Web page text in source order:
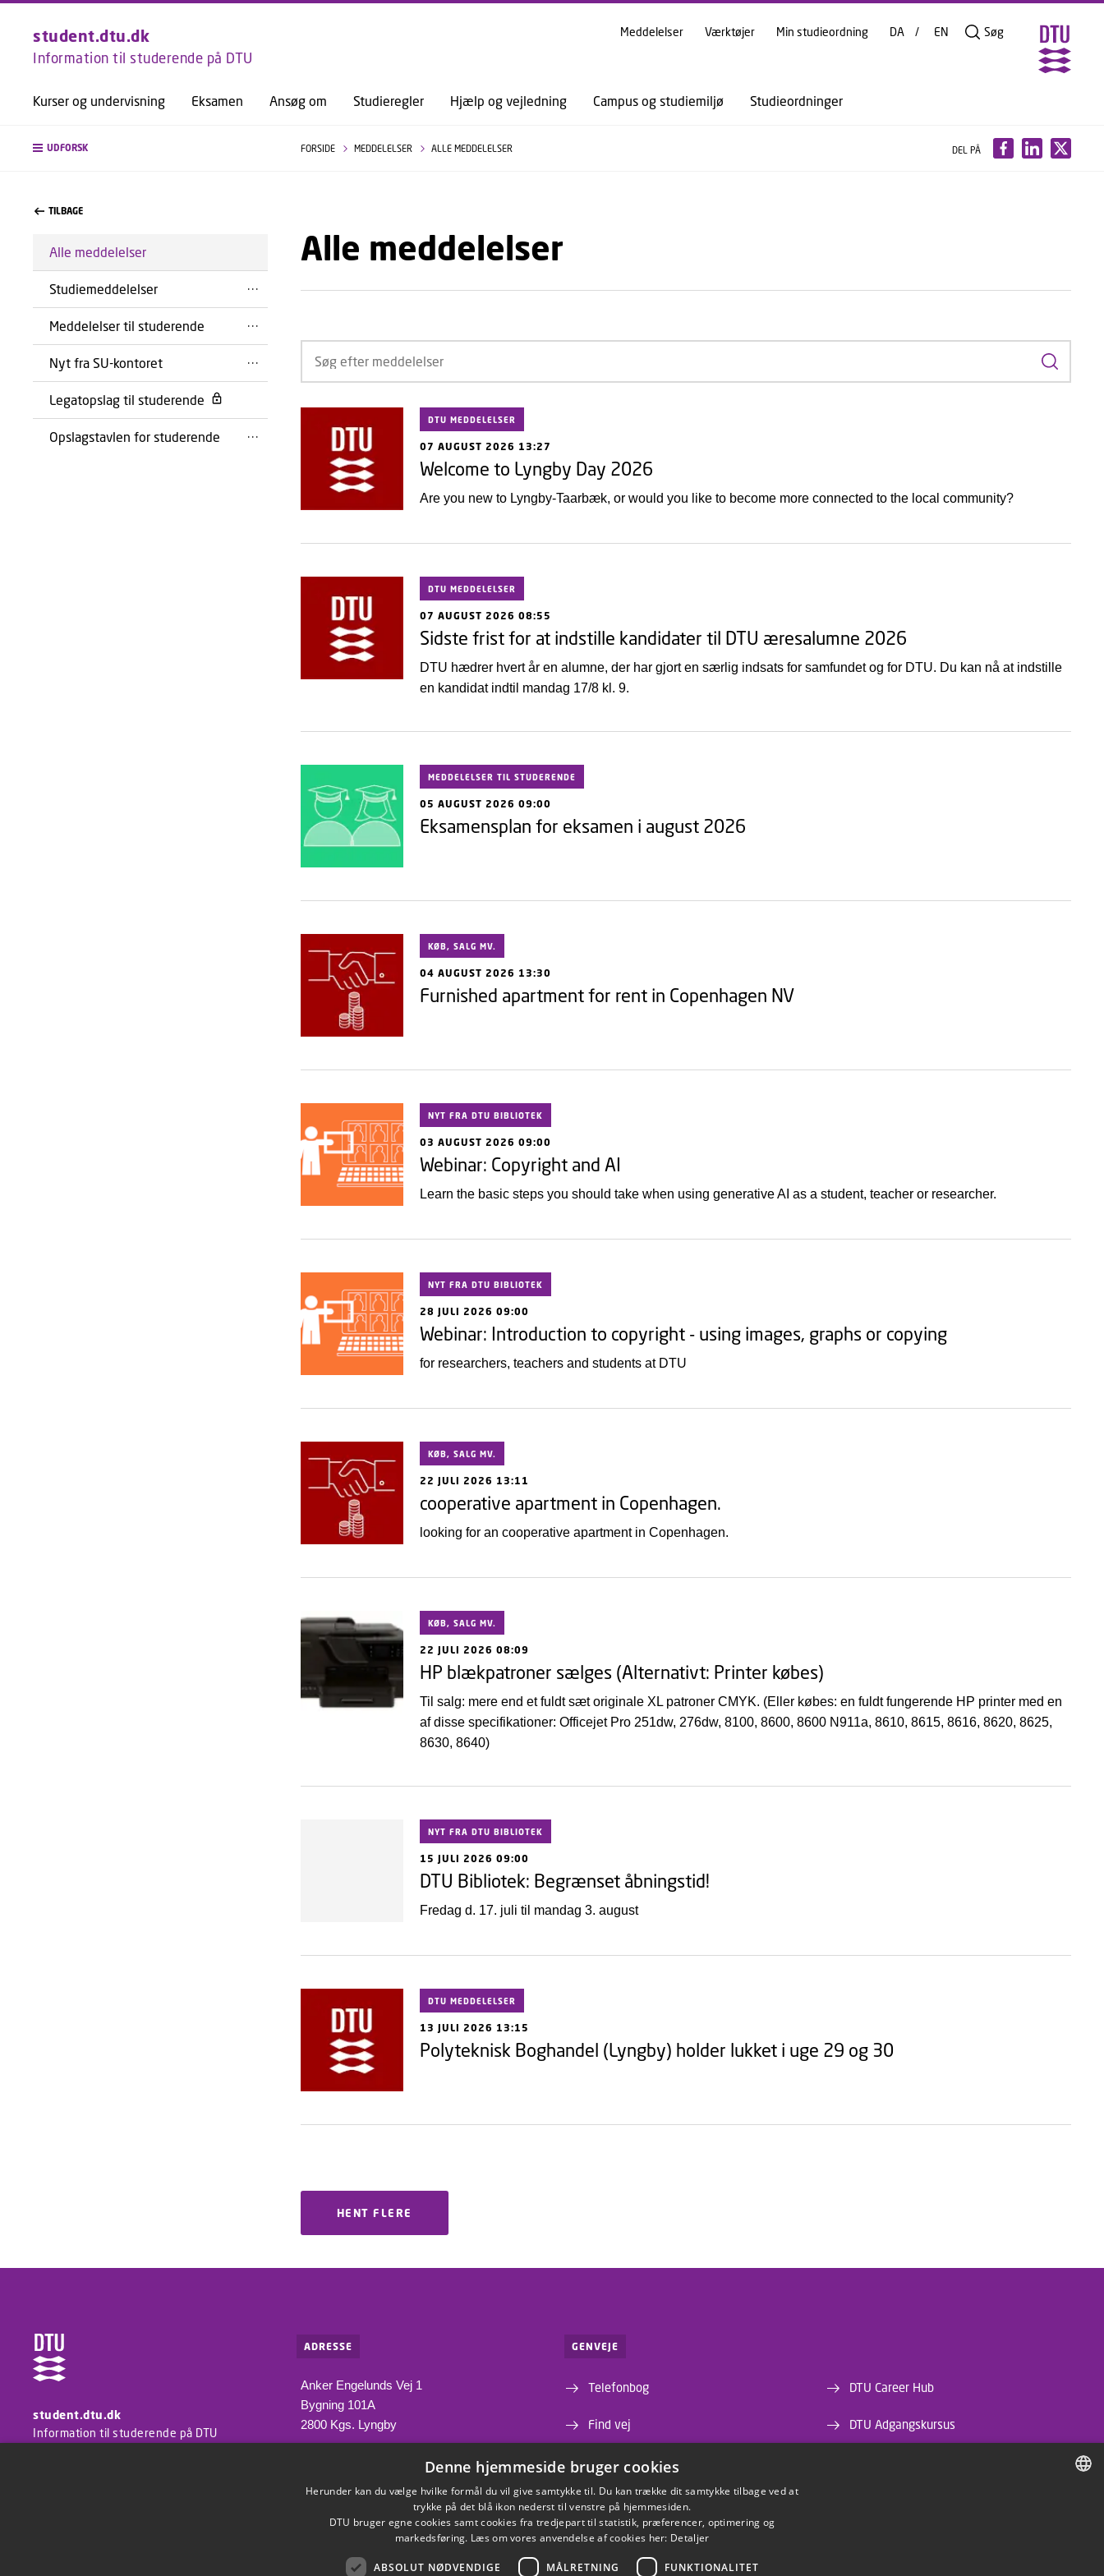
GÅ TIL PRIMÆRT INDHOLD (TRYK ENTER).
student.dtu.dk
Information til studerende på DTU
Kurser og undervisning Eksamen Ansøg om Studieregler Hjælp og vejledning Campus og studiemiljø Studieordninger
Meddelelser Værktøjer Min studieordning DA EN Søg
UDFORSK FORSIDE MEDDELELSER ALLE MEDDELELSER DEL PÅ
TILBAGE
Alle meddelelser
Studiemeddelelser
Meddelelser til studerende
Nyt fra SU-kontoret
Legatopslag til studerende
Opslagstavlen for studerende
Alle meddelelser
Søg
DTU MEDDELELSER
07 AUGUST 2026 13:27
Welcome to Lyngby Day 2026
Are you new to Lyngby-Taarbæk, or would you like to become more connected to the local community?
DTU MEDDELELSER
07 AUGUST 2026 08:55
Sidste frist for at indstille kandidater til DTU æresalumne 2026
DTU hædrer hvert år en alumne, der har gjort en særlig indsats for samfundet og for DTU. Du kan nå at indstille
en kandidat indtil mandag 17/8 kl. 9.
MEDDELELSER TIL STUDERENDE
05 AUGUST 2026 09:00
Eksamensplan for eksamen i august 2026
KØB, SALG MV.
04 AUGUST 2026 13:30
Furnished apartment for rent in Copenhagen NV
NYT FRA DTU BIBLIOTEK
03 AUGUST 2026 09:00
Webinar: Copyright and AI
Learn the basic steps you should take when using generative AI as a student, teacher or researcher.
NYT FRA DTU BIBLIOTEK
28 JULI 2026 09:00
Webinar: Introduction to copyright - using images, graphs or copying
for researchers, teachers and students at DTU
KØB, SALG MV.
22 JULI 2026 13:11
cooperative apartment in Copenhagen.
looking for an cooperative apartment in Copenhagen.
KØB, SALG MV.
22 JULI 2026 08:09
HP blækpatroner sælges (Alternativt: Printer købes)
Til salg: mere end et fuldt sæt originale XL patroner CMYK. (Eller købes: en fuldt fungerende HP printer med en
af disse specifikationer: Officejet Pro 251dw, 276dw, 8100, 8600, 8600 N911a, 8610, 8615, 8616, 8620, 8625,
8630, 8640)
NYT FRA DTU BIBLIOTEK
15 JULI 2026 09:00
DTU Bibliotek: Begrænset åbningstid!
Fredag d. 17. juli til mandag 3. august
DTU MEDDELELSER
13 JULI 2026 13:15
Polyteknisk Boghandel (Lyngby) holder lukket i uge 29 og 30
HENT FLERE
student.dtu.dk
Information til studerende på DTU
ADRESSE
Anker Engelunds Vej 1
Bygning 101A
2800 Kgs. Lyngby
GENVEJE
Telefonbog
Find vej
Institutter og centre
Webshop
DTU Career Hub
DTU Adgangskursus
Denne hjemmeside bruger cookies
Herunder kan du vælge hvilke formål du vil give samtykke til. Du kan trække dit samtykke tilbage ved at
trykke på det blå ikon nederst til venstre på hjemmesiden.
DTU bruger egne cookies samt cookies fra tredjepart til statistik, præferencer, optimering og
markedsføring. Læs om vores anvendelse af cookies her: Detaljer
ABSOLUT NØDVENDIGE MÅLRETNING FUNKTIONALITET